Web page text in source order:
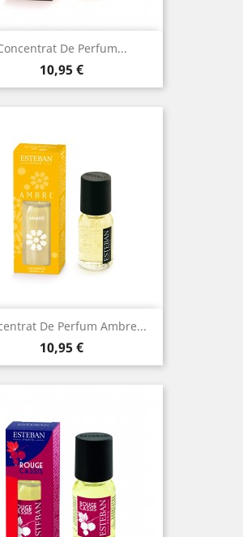
De Perfum...
Preu
10,95 €
De Perfum Ambre...
Preu
10,95 €